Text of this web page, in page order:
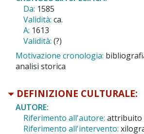
Da: 1585
Validità: ca.
A: 1613
Validità: (?)
Motivazione cronologia:
analisi storica
DEFINIZIONE CULTURALE:
AUTORE:
Riferimento all'autore: attribuito
Riferimento all'intervento: